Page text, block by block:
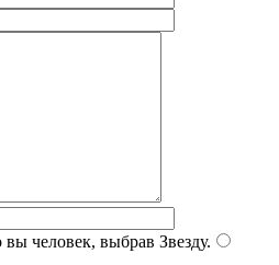
человек, выбрав Звезду.